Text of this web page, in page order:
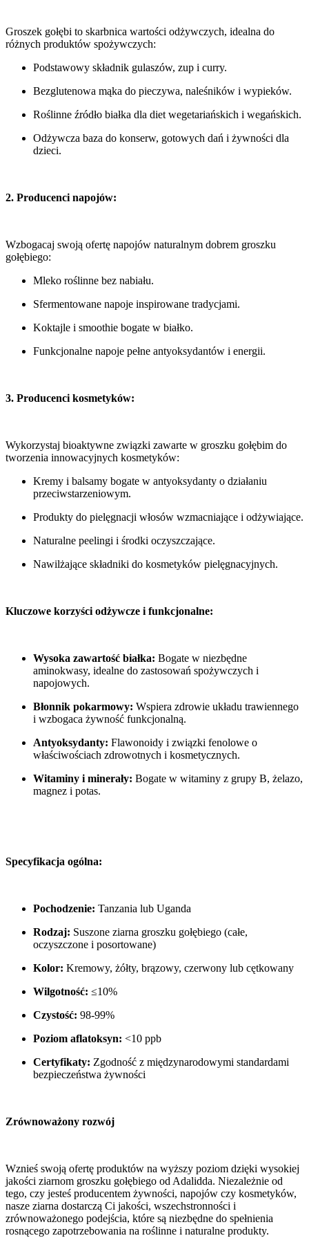
Groszek gołębi to skarbnica wartości odżywczych, idealna do
różnych produktów spożywczych:
Podstawowy składnik gulaszów, zup i curry.
Bezglutenowa mąka do pieczywa, naleśników i wypieków.
Roślinne źródło białka dla diet wegetariańskich i wegańskich.
Odżywcza baza do konserw, gotowych dań i żywności dla
dzieci.
2. Producenci napojów:
Wzbogacaj swoją ofertę napojów naturalnym dobrem groszku
gołębiego:
Mleko roślinne bez nabiału.
Sfermentowane napoje inspirowane tradycjami.
Koktajle i smoothie bogate w białko.
Funkcjonalne napoje pełne antyoksydantów i energii.
3. Producenci kosmetyków:
Wykorzystaj bioaktywne związki zawarte w groszku gołębim do
tworzenia innowacyjnych kosmetyków:
Kremy i balsamy bogate w antyoksydanty o działaniu
przeciwstarzeniowym.
Produkty do pielęgnacji włosów wzmacniające i odżywiające.
Naturalne peelingi i środki oczyszczające.
Nawilżające składniki do kosmetyków pielęgnacyjnych.
Kluczowe korzyści odżywcze i funkcjonalne:
Wysoka zawartość białka: Bogate w niezbędne
aminokwasy, idealne do zastosowań spożywczych i
napojowych.
Błonnik pokarmowy: Wspiera zdrowie układu trawiennego
i wzbogaca żywność funkcjonalną.
Antyoksydanty: Flawonoidy i związki fenolowe o
właściwościach zdrowotnych i kosmetycznych.
Witaminy i minerały: Bogate w witaminy z grupy B, żelazo,
magnez i potas.
Specyfikacja ogólna:
Pochodzenie: Tanzania lub Uganda
Rodzaj: Suszone ziarna groszku gołębiego (całe,
oczyszczone i posortowane)
Kolor: Kremowy, żółty, brązowy, czerwony lub cętkowany
Wilgotność: ≤10%
Czystość: 98-99%
Poziom aflatoksyn: <10 ppb
Certyfikaty: Zgodność z międzynarodowymi standardami
bezpieczeństwa żywności
Zrównoważony rozwój
Wznieś swoją ofertę produktów na wyższy poziom dzięki wysokiej
jakości ziarnom groszku gołębiego od Adalidda. Niezależnie od
tego, czy jesteś producentem żywności, napojów czy kosmetyków,
nasze ziarna dostarczą Ci jakości, wszechstronności i
zrównoważonego podejścia, które są niezbędne do spełnienia
rosnącego zapotrzebowania na roślinne i naturalne produkty.